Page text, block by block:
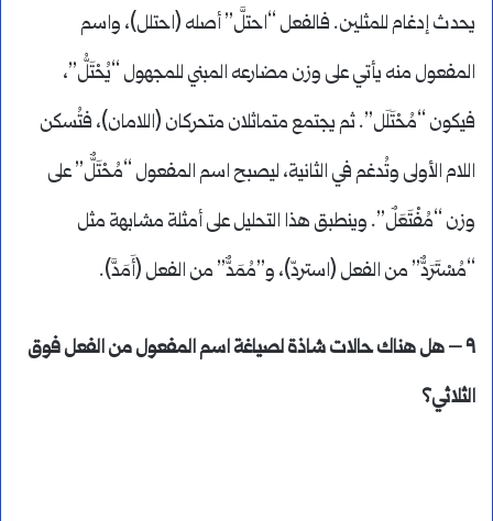
يحدث إدغام للمثلين. فالفعل “احتلَّ” أصله (احتلل)، واسم
المفعول منه يأتي على وزن مضارعه المبني للمجهول “يُحْتَلُّ”،
فيكون “مُحْتَلَل”. ثم يجتمع متماثلان متحركان (اللامان)، فتُسكن
اللام الأولى وتُدغم في الثانية، ليصبح اسم المفعول “مُحْتَلٌّ” على
وزن “مُفْتَعَلٌ”. وينطبق هذا التحليل على أمثلة مشابهة مثل
“مُسْتَرَدٌّ” من الفعل (استردّ)، و”مُمَدٌّ” من الفعل (أَمَدَّ).
٩ – هل هناك حالات شاذة لصياغة اسم المفعول من الفعل فوق
الثلاثي؟